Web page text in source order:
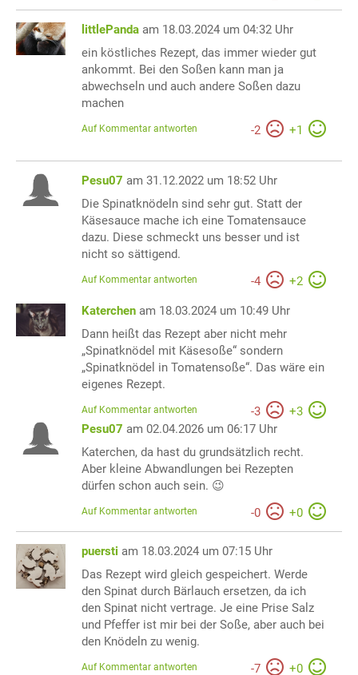
littlePanda am 18.03.2024 um 04:32 Uhr
ein köstliches Rezept, das immer wieder gut
ankommt. Bei den Soßen kann man ja
abwechseln und auch andere Soßen dazu
machen
-2 +1
Auf Kommentar antworten
Pesu07 am 31.12.2022 um 18:52 Uhr
Die Spinatknödeln sind sehr gut. Statt der
Käsesauce mache ich eine Tomatensauce
dazu. Diese schmeckt uns besser und ist
nicht so sättigend.
-4 +2
Auf Kommentar antworten
Katerchen am 18.03.2024 um 10:49 Uhr
Dann heißt das Rezept aber nicht mehr
„Spinatknödel mit Käsesoße“ sondern
„Spinatknödel in Tomatensoße“. Das wäre ein
eigenes Rezept.
-3 +3
Auf Kommentar antworten
Pesu07 am 02.04.2026 um 06:17 Uhr
Katerchen, da hast du grundsätzlich recht.
Aber kleine Abwandlungen bei Rezepten
dürfen schon auch sein. 😉
-0 +0
Auf Kommentar antworten
puersti am 18.03.2024 um 07:15 Uhr
Das Rezept wird gleich gespeichert. Werde
den Spinat durch Bärlauch ersetzen, da ich
den Spinat nicht vertrage. Je eine Prise Salz
und Pfeffer ist mir bei der Soße, aber auch bei
den Knödeln zu wenig.
-7 +0
Auf Kommentar antworten